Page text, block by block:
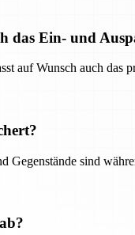
das Ein- und
auf Wunsch auch das
Gegenstände sind